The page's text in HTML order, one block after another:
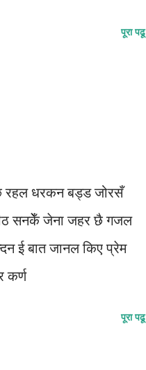
पूरा पढू
रहल धरकन बड्ड जोरसँ
सनकेँ जेना जहर छै गजल
ई बात जानल किए प्रेम
कर्ण
पूरा पढू